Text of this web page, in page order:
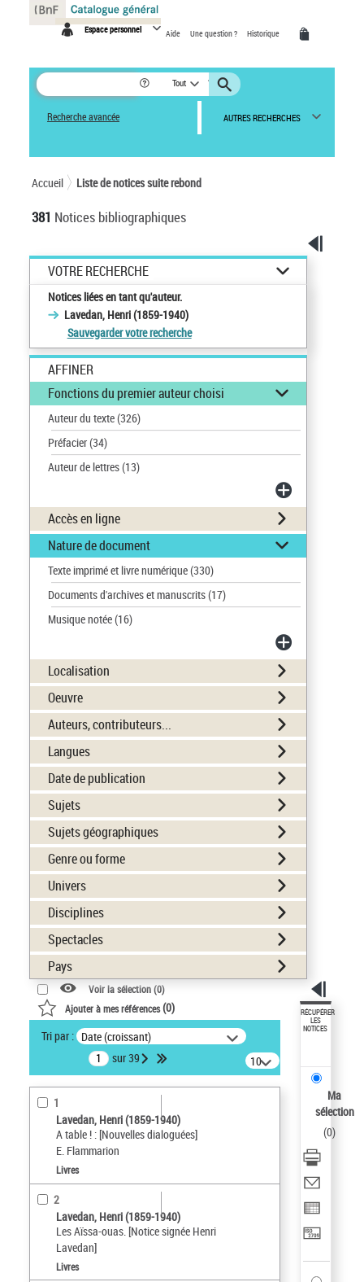
Espace personnel Aide Une question ? Historique
Tout
Recherche avancée AUTRES RECHERCHES
Accueil Liste de notices suite rebond
381 Notices bibliographiques
VOTRE RECHERCHE
Notices liées en tant qu'auteur.
Lavedan, Henri (1859-1940)
Sauvegarder votre recherche
AFFINER
Fonctions du premier auteur choisi
Auteur du texte(326)
Préfacier(34)
Auteur de lettres(13)
Accès en ligne
Nature de document
Texte imprimé et livre numérique(330)
Documents d'archives et manuscrits(17)
Musique notée(16)
Localisation
Oeuvre
Auteurs, contributeurs...
Langues
Date de publication
Sujets
Sujets géographiques
Genre ou forme
Univers
Disciplines
Spectacles
Pays
Voir la sélection (0)
Ajouter à mes références(0)
Tri par : Date (croissant)
sur 39
10
résultats/page
1
Lavedan, Henri (1859-1940)
A table ! : [Nouvelles dialoguées]
E. Flammarion
Livres
2
Lavedan, Henri (1859-1940)
Les Aïssa-ouas. [Notice signée Henri
Lavedan]
Livres
RÉCUPÉRER
LES
NOTICES
Ma
sélection
(0)
Panneau de gestion des cookies